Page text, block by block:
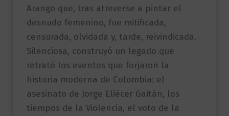
Arango que, tras atreverse a pintar el
desnudo femenino, fue mitificada,
censurada, olvidada y, tarde, reivindicada.
Silenciosa, construyó un legado que
retrató los eventos que forjaron la
historia moderna de Colombia: el
asesinato de Jorge Eliécer Gaitán, los
tiempos de la Violencia, el voto de la